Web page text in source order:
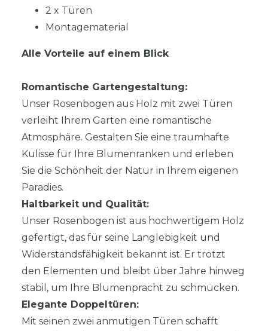
2 x Türen
Montagematerial
Alle Vorteile auf einem Blick
Romantische Gartengestaltung:
Unser Rosenbogen aus Holz mit zwei Türen
verleiht Ihrem Garten eine romantische
Atmosphäre. Gestalten Sie eine traumhafte
Kulisse für Ihre Blumenranken und erleben
Sie die Schönheit der Natur in Ihrem eigenen
Paradies.
Haltbarkeit und Qualität:
Unser Rosenbogen ist aus hochwertigem Holz
gefertigt, das für seine Langlebigkeit und
Widerstandsfähigkeit bekannt ist. Er trotzt
den Elementen und bleibt über Jahre hinweg
stabil, um Ihre Blumenpracht zu schmücken.
Elegante Doppeltüren:
Mit seinen zwei anmutigen Türen schafft